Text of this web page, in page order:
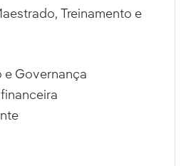
Treinamento e
e Governança